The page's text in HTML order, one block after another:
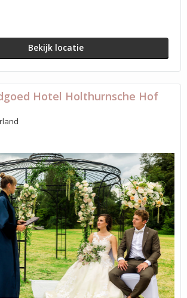
Bekijk locatie
Hotel Holthurnsche Hof